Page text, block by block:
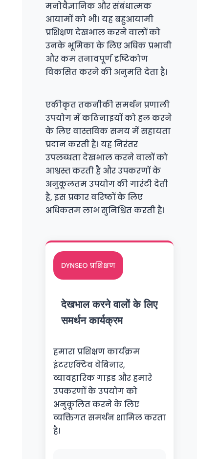
मनोवैज्ञानिक और संबंधात्मक
आयामों को भी। यह बहुआयामी
प्रशिक्षण देखभाल करने वालों को
उनके भूमिका के लिए अधिक प्रभावी
और कम तनावपूर्ण दृष्टिकोण
विकसित करने की अनुमति देता है।
एकीकृत तकनीकी समर्थन प्रणाली
उपयोग में कठिनाइयों को हल करने
के लिए वास्तविक समय में सहायता
प्रदान करती है। यह निरंतर
उपलब्धता देखभाल करने वालों को
आश्वस्त करती है और उपकरणों के
अनुकूलतम उपयोग की गारंटी देती
है, इस प्रकार वरिष्ठों के लिए
अधिकतम लाभ सुनिश्चित करती है।
DYNSEO प्रशिक्षण
देखभाल करने वालों के लिए
समर्थन कार्यक्रम
हमारा प्रशिक्षण कार्यक्रम
इंटरएक्टिव वेबिनार,
व्यावहारिक गाइड और हमारे
उपकरणों के उपयोग को
अनुकूलित करने के लिए
व्यक्तिगत समर्थन शामिल करता
है।